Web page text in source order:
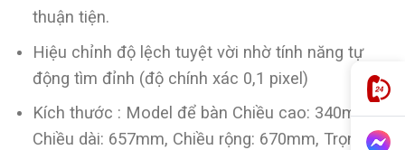
thuận tiện.
Hiệu chỉnh độ lệch tuyệt vời nhờ tính năng tự
động tìm đỉnh (độ chính xác 0,1 pixel)
Kích thước : Model để bàn Chiều cao: 340mm,
Chiều dài: 657mm, Chiều rộng: 670mm, Trọng